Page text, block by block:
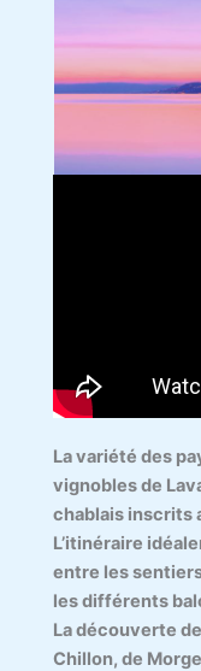
La variété des
vignobles de
chablais inscrits
L’itinéraire
entre les
les différents
La découverte
Chillon, de